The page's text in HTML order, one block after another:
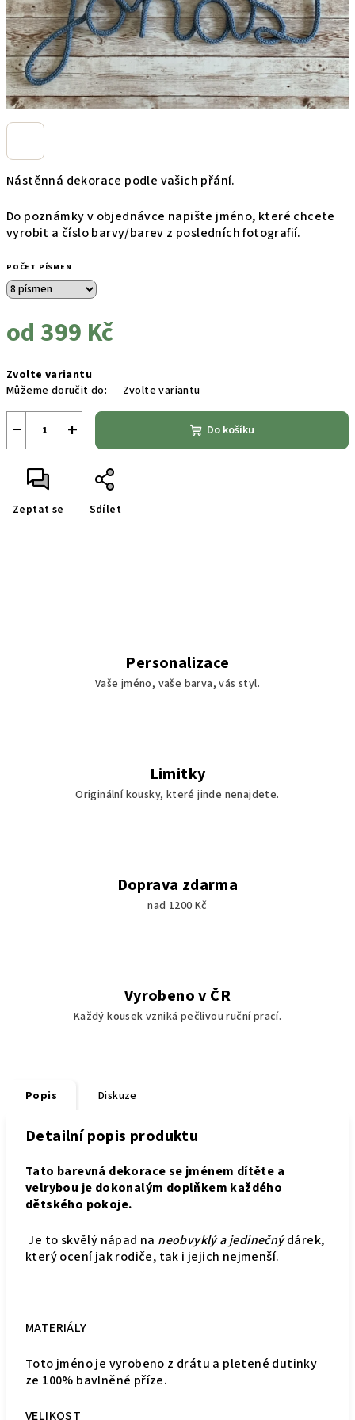
Nástěnná dekorace podle vašich přání.
Do poznámky v objednávce napište jméno, které chcete
vyrobit a číslo barvy/barev z posledních fotografií.
POČET PÍSMEN
od399 Kč
cena:
Zvolte variantu
Můžeme doručit do:
Zvolte variantu
+
− Do košíku
Zeptat se Sdílet
Personalizace
Vaše jméno, vaše barva, vás styl.
Limitky
Originální kousky, které jinde nenajdete.
Doprava zdarma
nad 1200 Kč
Vyrobeno v ČR
Každý kousek vzniká pečlivou ruční prací.
Popis Diskuze
Detailní popis produktu
Tato barevná dekorace se jménem dítěte a
velrybou je dokonalým doplňkem každého
dětského pokoje.
Je to skvělý nápad na neobvyklý a jedinečnýdárek,
který ocení jak rodiče, tak i jejich nejmenší.
MATERIÁLY
Toto jméno je vyrobeno z drátu a pletené dutinky
ze 100% bavlněné příze.
VELIKOST